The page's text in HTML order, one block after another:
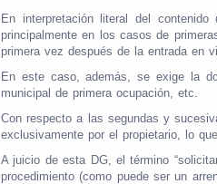
En interpretación literal del
principalmente en los casos de
primera vez después de la entrada en
En este caso, además, se exige la
municipal de primera ocupación, etc.
Con respecto a las segundas y
exclusivamente por el propietario, lo
A juicio de esta DG, el término
procedimiento (como puede ser un